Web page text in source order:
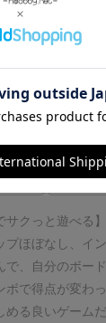
イルの存在がユニ
だいぶ強く、想
では3分で終
んだけど、めっ
ゲームなんじ
ど、どれも「な
が、物足りなさ
ネート作って感
10分しかないけ
。
が勝ちになります
お金を手に入れ
点の半分ぐらい
類ぐらいあり、
さがあるのでフ
出たタイミング
小学生でもすぐ
時にとっても便
やっぱり
いタイルが出る
」とやっちゃっ
いるとドボンす
クがあるが、仮
ばリカバリー
どもは乗数で増
ウサギみたいな
しては、1枚3点
非々でやってい
のゲームです
サクっと遊べる】
プほぼなし、イ
で、自分のボー
ボで得点が変わ
める良いゲーム